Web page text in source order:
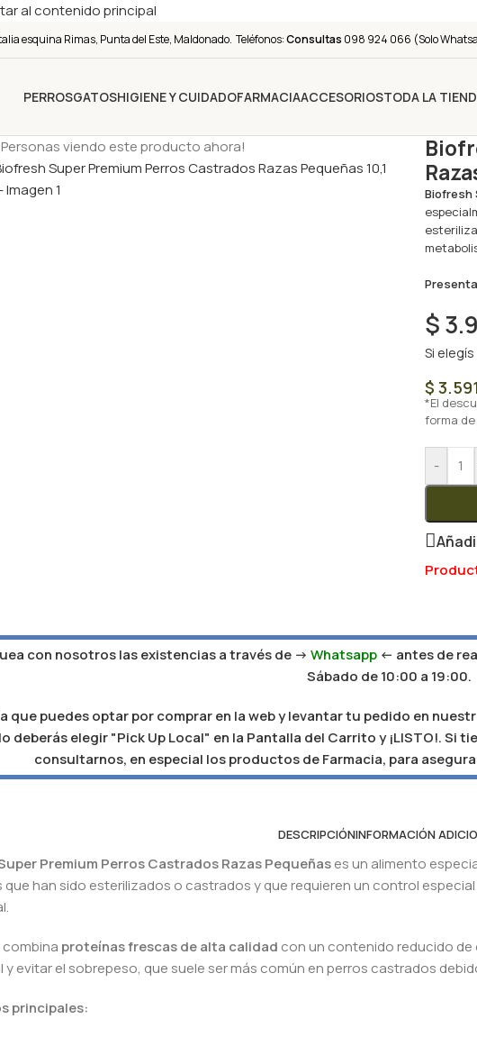
al contenido principal
esquina Rimas, Punta del Este, Maldonado. Teléfonos:Consultas 098 924 066 (Solo
PERROSGATOSHIGIENE Y CUIDADOFARMACIAACCESORIOSTODA LA
viendo este producto ahora!
Biofresh
$
Si
$
*El
forma de
-
con nosotros las existencias a través de -> Whatsapp <- antes de
Sábado de 10:00 a 19:00.
que puedes optar por comprar en la web y levantar tu pedido en
deberás elegir "Pick Up Local" en la Pantalla del Carrito y ¡LISTO!. Si
consultarnos, en especial los productos de Farmacia, para
DESCRIPCIÓNINFORMACIÓN
Premium Perros Castrados Razas Pequeñases un alimento
que han sido esterilizados o castrados y que requieren un control
proteínas frescas de alta calidad con un contenido reducido de
y evitar el sobrepeso, que suele ser más común en perros castrados
principales: